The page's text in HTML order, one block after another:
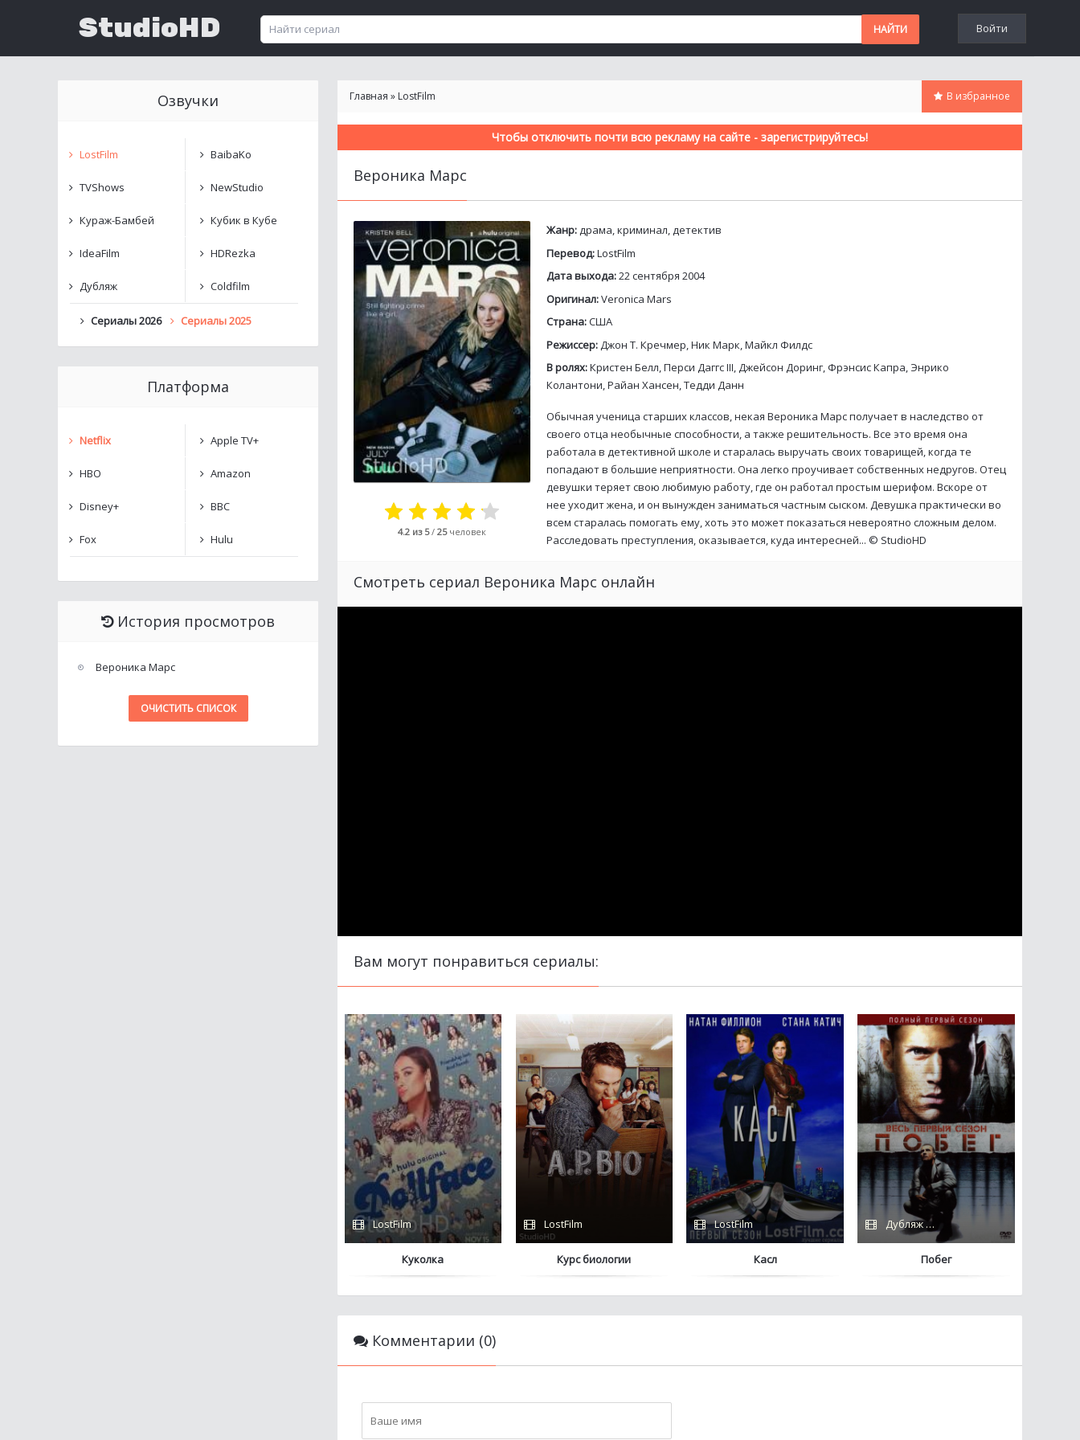
StudioHD Войти
Главная » LostFilm В избранное
Чтобы отключить почти всю рекламу на сайте - зарегистрируйтесь!
Вероника Марс
4.2 из 5/ 25 человек
Жанр:драма, криминал, детектив
Перевод:LostFilm
Дата выхода:22 сентября 2004
Оригинал:Veronica Mars
Страна:США
Режиссер: Джон Т. Кречмер, Ник Марк, Майкл Филдс
В ролях:Кристен Белл, Перси Даггс III, Джейсон Доринг, Фрэнсис Капра, Энрико
Колантони, Райан Хансен, Тедди Данн
Обычная ученица старших классов, некая Вероника Марс получает в наследство от
своего отца необычные способности, а также решительность. Все это время она
работала в детективной школе и старалась выручать своих товарищей, когда те
попадают в большие неприятности. Она легко проучивает собственных недругов. Отец
девушки теряет свою любимую работу, где он работал простым шерифом. Вскоре от
нее уходит жена, и он вынужден заниматься частным сыском. Девушка практически во
всем старалась помогать ему, хоть это может показаться невероятно сложным делом.
Расследовать преступления, оказывается, куда интересней... © StudioHD
Смотреть сериал Вероника Марс онлайн
Вам могут понравиться сериалы:
LostFilm
Куколка
LostFilm
Курс биологии
LostFilm
Касл
Дубляж / FOX
Побег
Комментарии (0)
Озвучки
LostFilm BaibaKo
TVShows NewStudio
Кураж-Бамбей Кубик в Кубе
IdeaFilm HDRezka
Дубляж Coldfilm
Сериалы 2026 Сериалы 2025
Платформа
Netflix Apple TV+
HBO Amazon
Disney+ BBC
Fox Hulu
История просмотров
Вероника Марс
ОЧИСТИТЬ СПИСОК